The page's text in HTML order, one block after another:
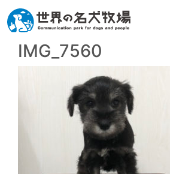
IMG_7560